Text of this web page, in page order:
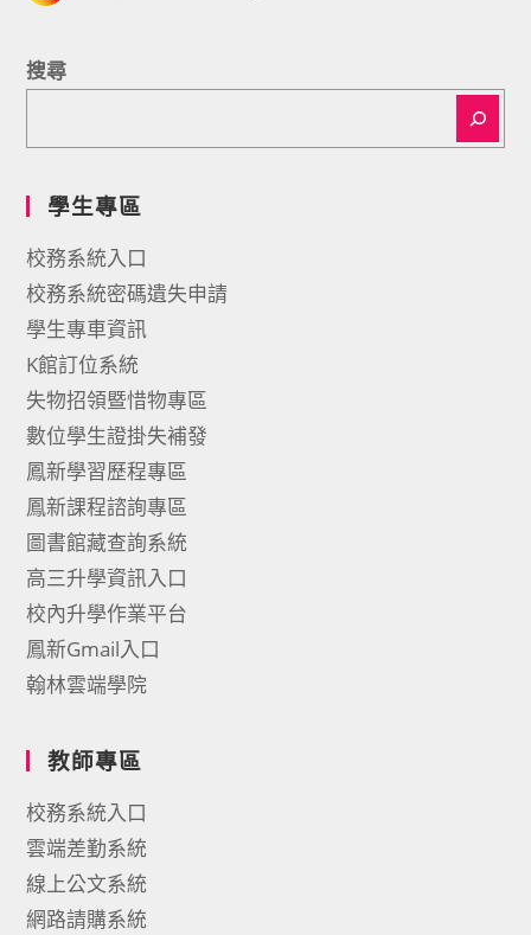
搜尋
學生專區
校務系統入口
校務系統密碼遺失申請
學生專車資訊
K館訂位系統
失物招領暨惜物專區
數位學生證掛失補發
鳳新學習歷程專區
鳳新課程諮詢專區
圖書館藏查詢系統
高三升學資訊入口
校內升學作業平台
鳳新Gmail入口
翰林雲端學院
教師專區
校務系統入口
雲端差勤系統
線上公文系統
網路請購系統